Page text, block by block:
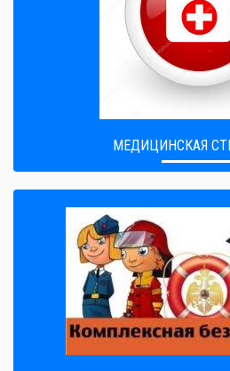
МЕДИЦИНСКАЯ